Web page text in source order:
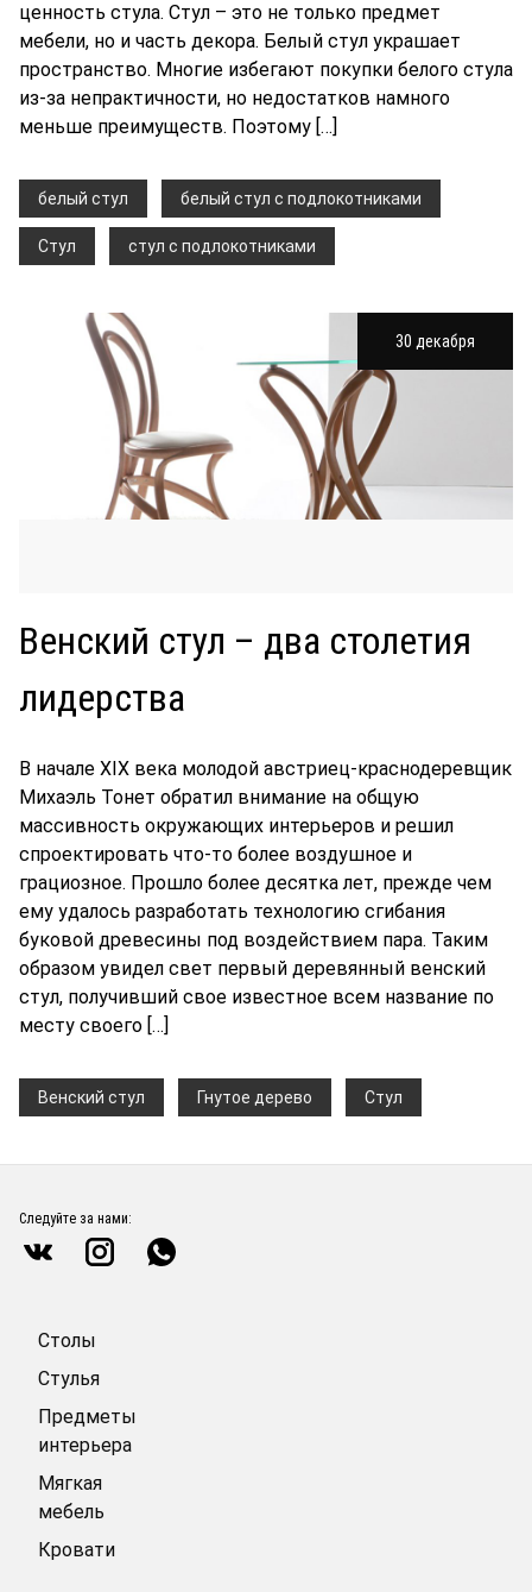
ценность стула. Стул – это не только предмет
мебели, но и часть декора. Белый стул украшает
пространство. Многие избегают покупки белого стула
из-за непрактичности, но недостатков намного
меньше преимуществ. Поэтому […]
белый стул белый стул с подлокотниками
Стул стул с подлокотниками
30 декабря
Венский стул – два столетия
лидерства
В начале XIX века молодой австриец-краснодеревщик
Михаэль Тонет обратил внимание на общую
массивность окружающих интерьеров и решил
спроектировать что-то более воздушное и
грациозное. Прошло более десятка лет, прежде чем
ему удалось разработать технологию сгибания
буковой древесины под воздействием пара. Таким
образом увидел свет первый деревянный венский
стул, получивший свое известное всем название по
месту своего […]
Венский стул Гнутое дерево Стул
Следуйте за нами:
Столы
Стулья
Предметы
интерьера
Мягкая
мебель
Кровати